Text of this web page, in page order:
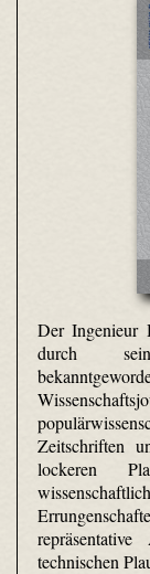
Der Ingenieur
durch
Zeitschriften
lockeren
technischen